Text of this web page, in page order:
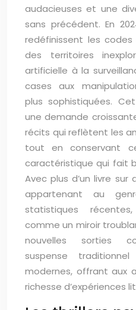
audacieuses et une
sans précédent. En
redéfinissent les
des territoires
artificielle à la
cases aux
plus sophistiquées.
une demande
récits qui reflètent les
tout en conservant
caractéristique qui fait
Avec plus d’un livre sur
appartenant au
statistiques
comme un miroir
nouvelles sorties
suspense
modernes, offrant aux
richesse d’expériences